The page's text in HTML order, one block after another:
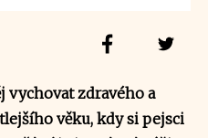
vychovat zdravého a
věku, kdy si pejsci